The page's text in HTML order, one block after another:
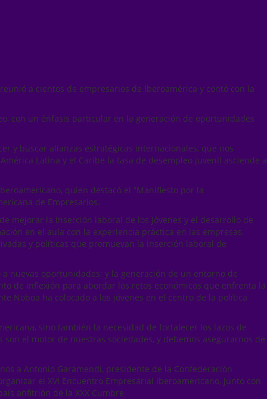
a cientos de empresarios de Iberoamérica y contó con la
con un énfasis particular en la generación de oportunidades
y buscar alianzas estratégicas internacionales, que nos
Latina y el Caribe la tasa de desempleo juvenil asciende a
quien destacó el “Manifiesto por la
de Empresarios.
mejorar la inserción laboral de los jóvenes y el desarrollo de
en el aula con la experiencia práctica en las empresas.
y políticas que promuevan la inserción laboral de
nuevas oportunidades; y la generación de un entorno de
de inflexión para abordar los retos económicos que enfrenta la
Noboa ha colocado a los jóvenes en el centro de la política
sino también la necesidad de fortalecer los lazos de
el motor de nuestras sociedades, y debemos asegurarnos de
a Antonio Garamendi, presidente de la Confederación
el XVI Encuentro Empresarial Iberoamericano, junto con
anfitrión de la XXX Cumbre